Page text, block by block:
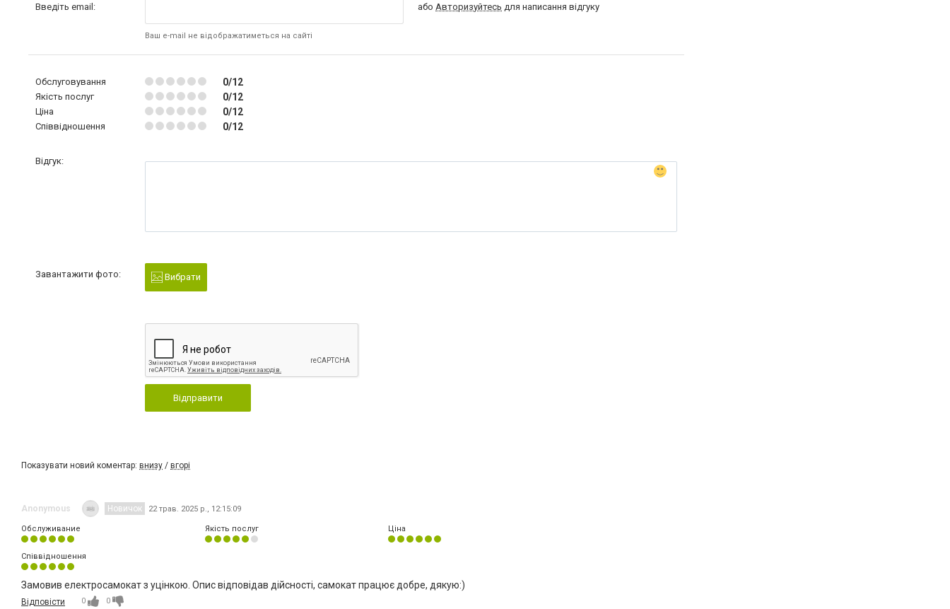
Введіть email:
Ваш e-mail не відображатиметься на сайті
або Авторизуйтесь для написання відгуку
Обслуговування 0/12
Якість послуг 0/12
Ціна 0/12
Співвідношення 0/12
Відгук:
Завантажити фото: Вибрати
Відправити
Показувати новий коментар: внизу / вгорі
Anonymous Новичок 22 трав. 2025 р., 12:15:09
Обслуживание Якість послуг Ціна
Співвідношення
Замовив електросамокат з уцінкою. Опис відповідав дійсності, самокат працює добре, дякую:)
Відповісти 0 0